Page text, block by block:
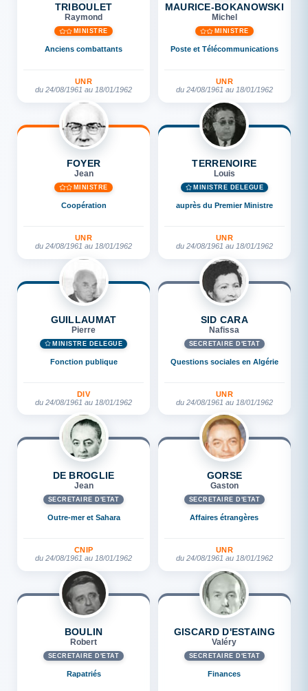
TRIBOULET
Raymond
MINISTRE
Anciens combattants
UNR
du 24/08/1961 au 18/01/1962
MAURICE-BOKANOWSKI
Michel
MINISTRE
Poste et Télécommunications
UNR
du 24/08/1961 au 18/01/1962
FOYER
Jean
MINISTRE
Coopération
UNR
du 24/08/1961 au 18/01/1962
TERRENOIRE
Louis
MINISTRE DÉLÉGUÉ
auprès du Premier Ministre
UNR
du 24/08/1961 au 18/01/1962
GUILLAUMAT
Pierre
MINISTRE DÉLÉGUÉ
Fonction publique
DIV
du 24/08/1961 au 18/01/1962
SID CARA
Nafissa
SECRÉTAIRE D'ETAT
Questions sociales en Algérie
UNR
du 24/08/1961 au 18/01/1962
DE BROGLIE
Jean
SECRÉTAIRE D'ETAT
Outre-mer et Sahara
CNIP
du 24/08/1961 au 18/01/1962
GORSE
Gaston
SECRÉTAIRE D'ETAT
Affaires étrangères
UNR
du 24/08/1961 au 18/01/1962
BOULIN
Robert
SECRÉTAIRE D'ETAT
Rapatriés
GISCARD D'ESTAING
Valéry
SECRÉTAIRE D'ETAT
Finances